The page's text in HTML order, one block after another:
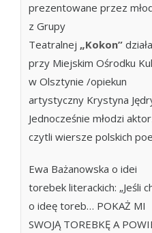
prezentowane przez
z Grupy
Teatralnej „Kokon”
przy Miejskim Ośrodku
w Olsztynie /opiekun
artystyczny Krystyna
Jednocześnie młodzi
czytli wiersze polskich
Ewa Bażanowska o idei
torebek literackich: „Jeśli
o ideę toreb… POKAŻ MI
SWOJĄ TOREBKĘ A